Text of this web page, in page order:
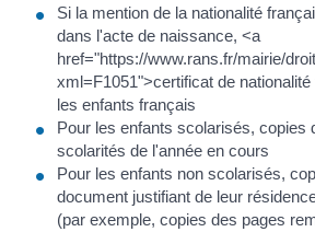
Si la mention de la nationalité
dans l'acte de naissance, <a
href="https://www.rans.fr/mairie/
xml=F1051">certificat de
les enfants français
Pour les enfants scolarisés, copies
scolarités de l'année en cours
Pour les enfants non scolarisés,
document justifiant de leur
(par exemple, copies des pages